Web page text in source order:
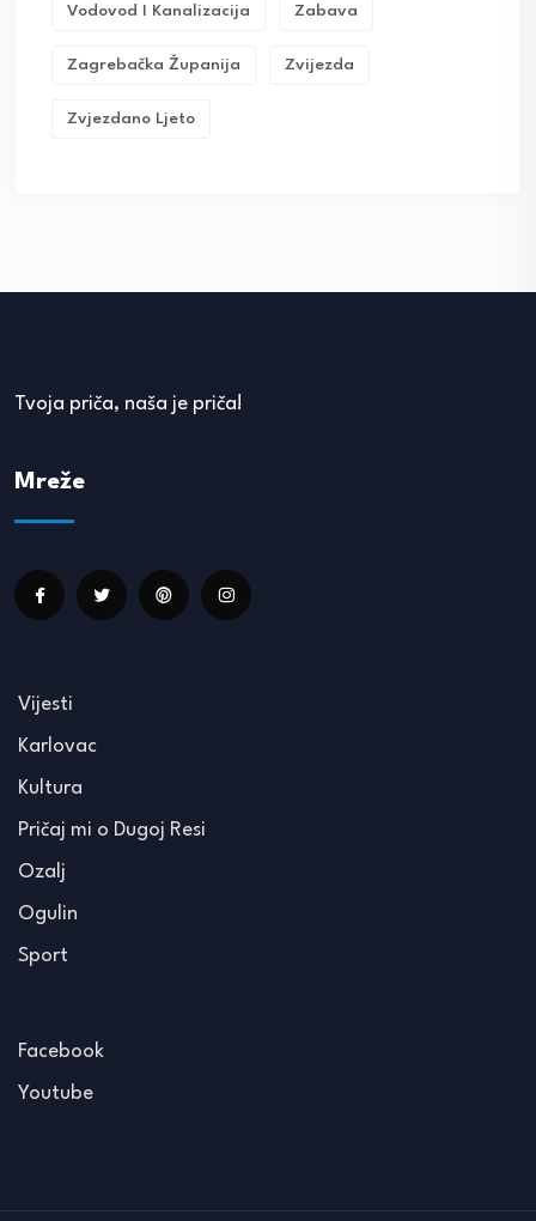
Vodovod I Kanalizacija Zabava
Zagrebačka Županija Zvijezda
Zvjezdano Ljeto
Tvoja priča, naša je priča!
Mreže
Vijesti
Karlovac
Kultura
Pričaj mi o Dugoj Resi
Ozalj
Ogulin
Sport
Facebook
Youtube